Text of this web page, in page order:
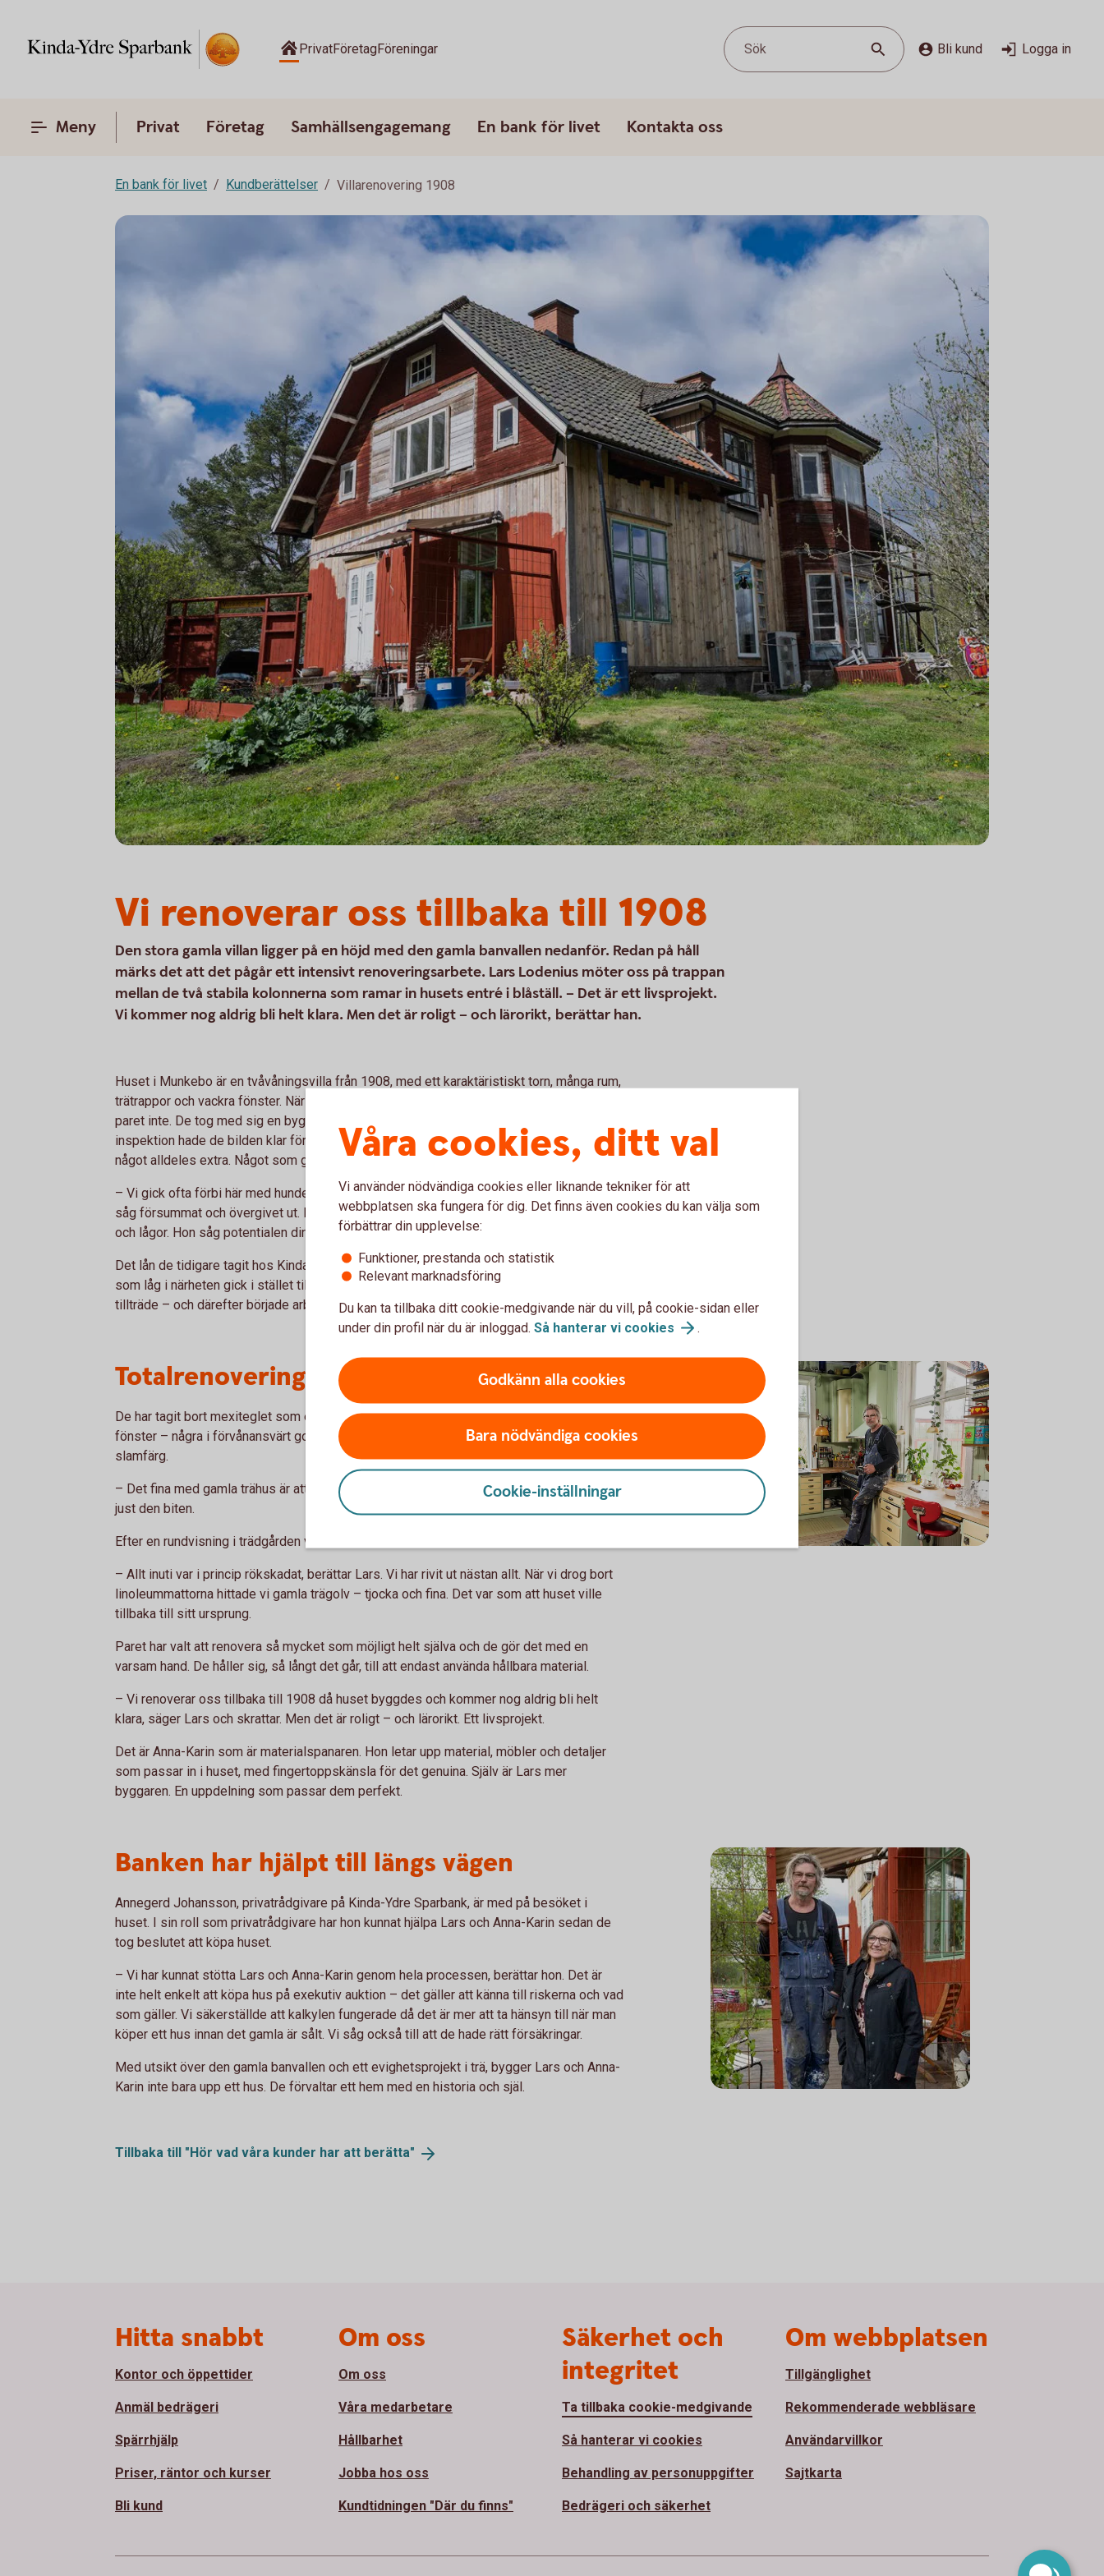
PrivatFöretagFöreningar Sök Bli kund Logga in
Meny Privat Företag Samhällsengagemang En bank för livet Kontakta oss
En bank för livet Kundberättelser Villarenovering 1908
Vi renoverar oss tillbaka till 1908
Den stora gamla villan ligger på en höjd med den gamla banvallen nedanför. Redan på håll
märks det att det pågår ett intensivt renoveringsarbete. Lars Lodenius möter oss på trappan
mellan de två stabila kolonnerna som ramar in husets entré i blåställ. – Det är ett livsprojekt.
Vi kommer nog aldrig bli helt klara. Men det är roligt – och lärorikt, berättar han.
Huset i Munkebo är en tvåvåningsvilla från 1908, med ett karaktäristiskt torn, många rum,
trätrappor och vackra fönster. När det plötsligt dök upp på exekutiv auktion, tvekade
paret inte. De tog med sig en byggkunnig vän på visning, och efter bara 45 minuters
inspektion hade de bilden klar för sig: Visst, huset var slitet – men det hade samtidigt
något alldeles extra. Något som gjorde att de inte kunde låta bli att slå till.
– Vi gick ofta förbi här med hunden, berättar Lars. Huset såg så pampigt ut trots att det
såg försummat och övergivet ut. En dag vågade vi oss närmare, och Anna-Karin blev eld
och lågor. Hon såg potentialen direkt.
Det lån de tidigare tagit hos Kinda-Ydre Sparbank för att renovera sitt dåvarande boende
som låg i närheten gick i stället till att köpa drömhuset. Sedan följde en lång väntan på
tillträde – och därefter började arbetet på riktigt.
Totalrenovering med hållbara material
De har tagit bort mexiteglet som en gång täckte fasaden. Bakom det gömde sig gamla
fönster – några i förvånansvärt gott skick. Nu kläs huset i ny träpanel som målas med röd
slamfärg.
– Det fina med gamla trähus är att de är som lego. Är något dåligt så byter man bara ut
just den biten.
Efter en rundvisning i trädgården visar Lars oss runt inne i huset.
– Allt inuti var i princip rökskadat, berättar Lars. Vi har rivit ut nästan allt. När vi drog bort
linoleummattorna hittade vi gamla trägolv – tjocka och fina. Det var som att huset ville
tillbaka till sitt ursprung.
Paret har valt att renovera så mycket som möjligt helt själva och de gör det med en
varsam hand. De håller sig, så långt det går, till att endast använda hållbara material.
– Vi renoverar oss tillbaka till 1908 då huset byggdes och kommer nog aldrig bli helt
klara, säger Lars och skrattar. Men det är roligt – och lärorikt. Ett livsprojekt.
Det är Anna-Karin som är materialspanaren. Hon letar upp material, möbler och detaljer
som passar in i huset, med fingertoppskänsla för det genuina. Själv är Lars mer
byggaren. En uppdelning som passar dem perfekt.
Banken har hjälpt till längs vägen
Annegerd Johansson, privatrådgivare på Kinda-Ydre Sparbank, är med på besöket i
huset. I sin roll som privatrådgivare har hon kunnat hjälpa Lars och Anna-Karin sedan de
tog beslutet att köpa huset.
– Vi har kunnat stötta Lars och Anna-Karin genom hela processen, berättar hon. Det är
inte helt enkelt att köpa hus på exekutiv auktion – det gäller att känna till riskerna och vad
som gäller. Vi säkerställde att kalkylen fungerade då det är mer att ta hänsyn till när man
köper ett hus innan det gamla är sålt. Vi såg också till att de hade rätt försäkringar.
Med utsikt över den gamla banvallen och ett evighetsprojekt i trä, bygger Lars och Anna-
Karin inte bara upp ett hus. De förvaltar ett hem med en historia och själ.
Tillbaka till "Hör vad våra kunder har att berätta"
Våra cookies, ditt val
Vi använder nödvändiga cookies eller liknande tekniker för att
webbplatsen ska fungera för dig. Det finns även cookies du kan välja som
förbättrar din upplevelse:
Funktioner, prestanda och statistik
Relevant marknadsföring
Du kan ta tillbaka ditt cookie-medgivande när du vill, på cookie-sidan eller
under din profil när du är inloggad. Så hanterar vi cookies .
Godkänn alla cookies
Bara nödvändiga cookies
Cookie-inställningar
Hitta snabbt
Kontor och öppettider
Anmäl bedrägeri
Spärrhjälp
Priser, räntor och kurser
Bli kund
Om oss
Om oss
Våra medarbetare
Hållbarhet
Jobba hos oss
Kundtidningen "Där du finns"
Säkerhet och
integritet
Ta tillbaka cookie-medgivande
Så hanterar vi cookies
Behandling av personuppgifter
Bedrägeri och säkerhet
Om webbplatsen
Tillgänglighet
Rekommenderade webbläsare
Användarvillkor
Sajtkarta